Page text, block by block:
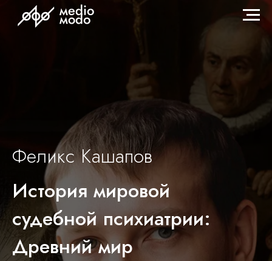
Феликс Кашапов
История мировой
судебной психиатрии:
Древний мир